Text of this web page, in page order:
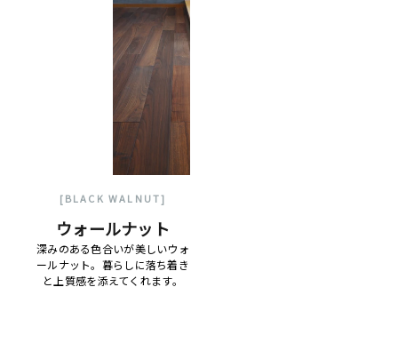
[BLACK WALNUT]
ウォールナット
深みのある色合いが美しいウォ
ールナット。暮らしに落ち着き
と上質感を添えてくれます。